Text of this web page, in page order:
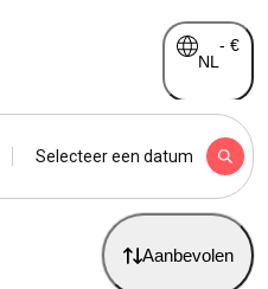
NL
- €
Selecteer een datum
Aanbevolen